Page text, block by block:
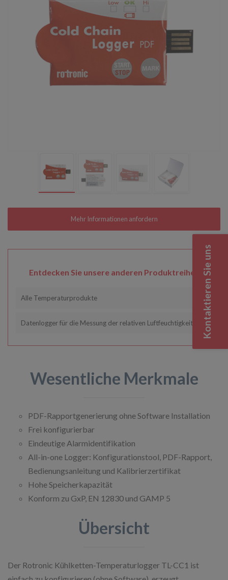
Entdecken Sie unsere anderen Produktreihen
Alle Temperaturprodukte
Datenlogger für die Messung der relativen Luftfeuchtigkeit
Wesentliche Merkmale
PDF-Rapportgenerierung ohne Software Installation
Frei konfigurierbar
Eindeutige Alarmidentifikation
All-in-one Logger: Konfigurationstool, PDF-Rapport,
Bedienungsanleitung und Kalibrierzertifikat
Hohe Speicherkapazität
Konform zu GxP, EN 12830 und GAMP 5
Übersicht
Der Rotronic Kühlketten-Temperaturlogger TL-CC1 ist
Kontaktieren Sie uns